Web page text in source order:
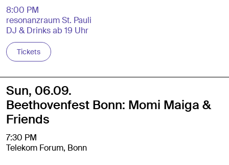
8:00 PM
resonanzraum St. Pauli
DJ & Drinks ab 19 Uhr
Tickets
Sun, 06.09.
Beethovenfest Bonn: Momi Maiga &
Friends
7:30 PM
Telekom Forum, Bonn